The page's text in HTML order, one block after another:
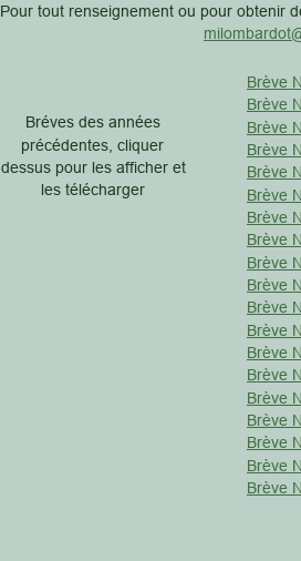
Pour tout renseignement ou pour obtenir
Bréves des années
précédentes, cliquer
dessus pour les afficher et
les télécharger
Brève
Brève
Brève
Brève
Brève
Brève
Brève
Brève
Brève
Brève
Brève
Brève
Brève
Brève
Brève
Brève
Brève
Brève
Brève